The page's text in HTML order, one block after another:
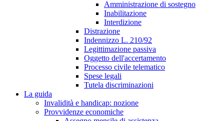
Amministrazione di sostegno
Inabilitazione
Interdizione
Distrazione
Indennizzo L. 210/92
Legittimazione passiva
Oggetto dell'accertamento
Processo civile telematico
Spese legali
Tutela discriminazioni
La guida
Invalidità e handicap: nozione
Provvidenze economiche